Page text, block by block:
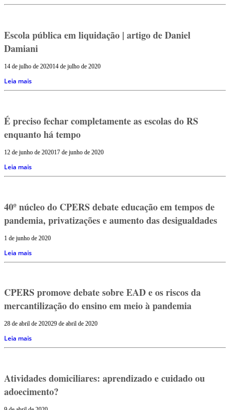
Escola pública em liquidação | artigo de Daniel
Damiani
14 de julho de 202014 de julho de 2020
Leia mais
É preciso fechar completamente as escolas do RS
enquanto há tempo
12 de junho de 202017 de junho de 2020
Leia mais
40º núcleo do CPERS debate educação em tempos de
pandemia, privatizações e aumento das desigualdades
1 de junho de 2020
Leia mais
CPERS promove debate sobre EAD e os riscos da
mercantilização do ensino em meio à pandemia
28 de abril de 202029 de abril de 2020
Leia mais
Atividades domiciliares: aprendizado e cuidado ou
adoecimento?